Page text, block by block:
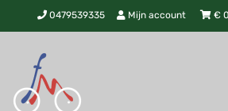
0479539335 Mijn account €